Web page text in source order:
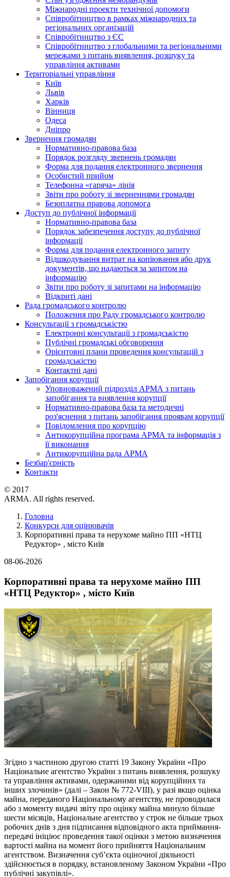
Міжнародні проекти технічної допомоги
Співробітництво в рамках міжнародних та
регіональних організацій
Співробітництво з ЄС
Співробітництво з глобальними та регіональними
мережами з питань виявлення, розшуку та
управління активами
Територіальні управління
Київ
Львів
Харків
Вінниця
Одеса
Дніпро
Звернення громадян
Нормативно-правова база
Порядок розгляду звернень громадян
Форма для подання електронного звернення
Особистий прийом
Телефонна «гаряча» лінія
Звіти про роботу зі зверненнями громадян
Безоплатна правова допомога
Доступ до публічної інформації
Нормативно-правова база
Порядок забезпечення доступу до публічної
інформації
Форма для подання електронного запиту
Відшкодування витрат на копіювання або друк
документів, що надаються за запитом на
інформацію
Звіти про роботу зі запитами на інформацію
Відкриті дані
Рада громадського контролю
Положення про Раду громадського контролю
Консультації з громадськістю
Електронні консультації з громадськістю
Публічні громадські обговорення
Орієнтовні плани проведення консультацій з
громадськістю
Контактні дані
Запобігання корупції
Уповноважений підрозділ АРМА з питань
запобігання та виявлення корупції
Нормативно-правова база та методичні
роз'яснення з питань запобігання проявам корупції
Повідомлення про корупцію
Антикорупційна програма АРМА та інформація з
її виконання
Антикорупційна рада АРМА
Безбар'єрність
Контакти
© 2017
ARMA. All rights reserved.
Головна
Конкурси для оцінювачів
Корпоративні права та нерухоме майно ПП «НТЦ
Редуктор» , місто Київ
08-06-2026
Корпоративні права та нерухоме майно ПП
«НТЦ Редуктор» , місто Київ
Згідно з частиною другою статті 19 Закону України «Про
Національне агентство України з питань виявлення, розшуку
та управління активами, одержаними від корупційних та
інших злочинів» (далі – Закон № 772-VІІІ), у разі якщо оцінка
майна, переданого Національному агентству, не проводилася
або з моменту видачі звіту про оцінку майна минуло більше
шести місяців, Національне агентство у строк не більше трьох
робочих днів з дня підписання відповідного акта приймання-
передачі ініціює проведення такої оцінки з метою визначення
вартості майна на момент його прийняття Національним
агентством. Визначення суб’єкта оціночної діяльності
здійснюється в порядку, встановленому Законом України «Про
публічні закупівлі».